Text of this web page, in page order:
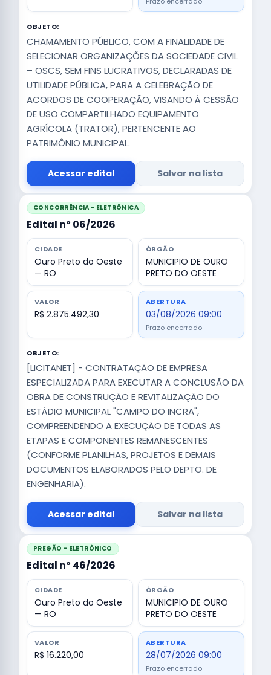
OBJETO:
CHAMAMENTO PÚBLICO, COM A FINALIDADE DE
SELECIONAR ORGANIZAÇÕES DA SOCIEDADE CIVIL
– OSCS, SEM FINS LUCRATIVOS, DECLARADAS DE
UTILIDADE PÚBLICA, PARA A CELEBRAÇÃO DE
ACORDOS DE COOPERAÇÃO, VISANDO À CESSÃO
DE USO COMPARTILHADO EQUIPAMENTO
AGRÍCOLA (TRATOR), PERTENCENTE AO
PATRIMÔNIO MUNICIPAL.
Acessar edital Salvar na lista
CONCORRÊNCIA - ELETRÔNICA
Edital nº 06/2026
CIDADE
Ouro Preto do Oeste
— RO
ÓRGÃO
MUNICIPIO DE OURO
PRETO DO OESTE
VALOR
R$ 2.875.492,30
ABERTURA
03/08/2026 09:00
Prazo encerrado
OBJETO:
[LICITANET] - CONTRATAÇÃO DE EMPRESA
ESPECIALIZADA PARA EXECUTAR A CONCLUSÃO DA
OBRA DE CONSTRUÇÃO E REVITALIZAÇÃO DO
ESTÁDIO MUNICIPAL "CAMPO DO INCRA",
COMPREENDENDO A EXECUÇÃO DE TODAS AS
ETAPAS E COMPONENTES REMANESCENTES
(CONFORME PLANILHAS, PROJETOS E DEMAIS
DOCUMENTOS ELABORADOS PELO DEPTO. DE
ENGENHARIA).
Acessar edital Salvar na lista
PREGÃO - ELETRÔNICO
Edital nº 46/2026
CIDADE
Ouro Preto do Oeste
— RO
ÓRGÃO
MUNICIPIO DE OURO
PRETO DO OESTE
VALOR
R$ 16.220,00
ABERTURA
28/07/2026 09:00
Prazo encerrado